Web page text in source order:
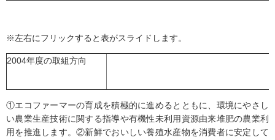
※左右にフリックすると表がスライドします。
2004年度の取組方向
①エコファーマーの育成を積極的に進めるとともに、環境にやさし
い農業生産技術に関する指導や有機性未利用資源由来堆肥の農業利
用を推進します。②新鮮でおいしい養殖水産物を消費者に安定して